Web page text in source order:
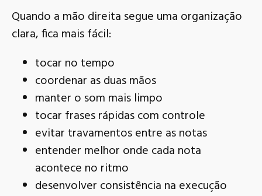
Quando a mão direita segue uma organização
clara, fica mais fácil:
tocar no tempo
coordenar as duas mãos
manter o som mais limpo
tocar frases rápidas com controle
evitar travamentos entre as notas
entender melhor onde cada nota
acontece no ritmo
desenvolver consistência na execução